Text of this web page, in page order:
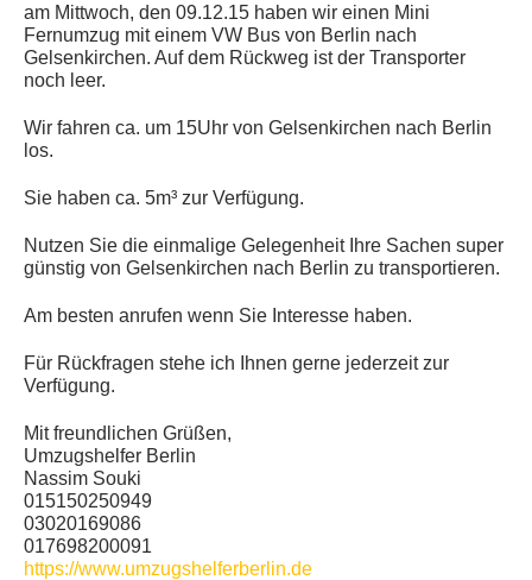
am Mittwoch, den 09.12.15 haben wir einen Mini
Fernumzug mit einem VW Bus von Berlin nach
Gelsenkirchen. Auf dem Rückweg ist der Transporter
noch leer.
Wir fahren ca. um 15Uhr von Gelsenkirchen nach Berlin
los.
Sie haben ca. 5m³ zur Verfügung.
Nutzen Sie die einmalige Gelegenheit Ihre Sachen super
günstig von Gelsenkirchen nach Berlin zu transportieren.
Am besten anrufen wenn Sie Interesse haben.
Für Rückfragen stehe ich Ihnen gerne jederzeit zur
Verfügung.
Mit freundlichen Grüßen,
Umzugshelfer Berlin
Nassim Souki
015150250949
03020169086
017698200091
https://www.umzugshelferberlin.de